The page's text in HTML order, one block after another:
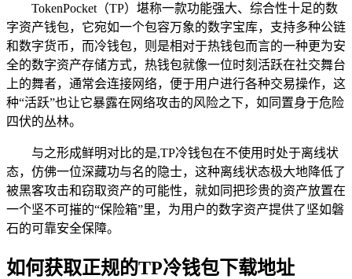
TokenPocket（TP）堪称一款功能强大、综合性十足的数
字资产钱包，它宛如一个包容万象的数字宝库，支持多种公链
和数字货币，而冷钱包，则是相对于热钱包而言的一种更为安
全的数字资产存储方式，热钱包就像一位时刻活跃在社交舞台
上的舞者，通常会连接网络，便于用户进行各种交易操作，这
种“活跃”也让它暴露在网络攻击的风险之下，如同置身于危险
四伏的丛林。
与之形成鲜明对比的是,TP冷钱包在不使用时处于离线状
态，仿佛一位深藏功与名的隐士，这种离线状态极大地降低了
被黑客攻击和窃取资产的可能性，就如同把珍贵的资产放置在
一个坚不可摧的“保险箱”里，为用户的数字资产提供了坚如磐
石的可靠安全保障。
如何获取正规的TP冷钱包下载地址